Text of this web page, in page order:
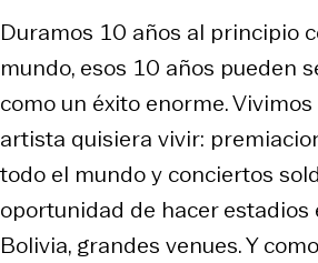
Duramos 10 años al principio
mundo, esos 10 años pueden
como un éxito enorme.
artista quisiera vivir:
todo el mundo y conciertos
oportunidad de hacer estadios
Bolivia, grandes venues. Y